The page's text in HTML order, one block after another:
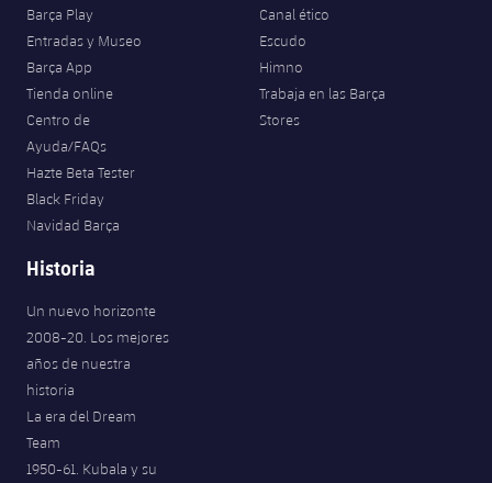
Barça Play
Entradas y Museo
Barça App
Tienda online
Centro de
Ayuda/FAQs
Hazte Beta Tester
Black Friday
Navidad Barça
Canal ético
Escudo
Himno
Trabaja en las Barça
Stores
Historia
Un nuevo horizonte
2008-20. Los mejores
años de nuestra
historia
La era del Dream
Team
1950-61. Kubala y su